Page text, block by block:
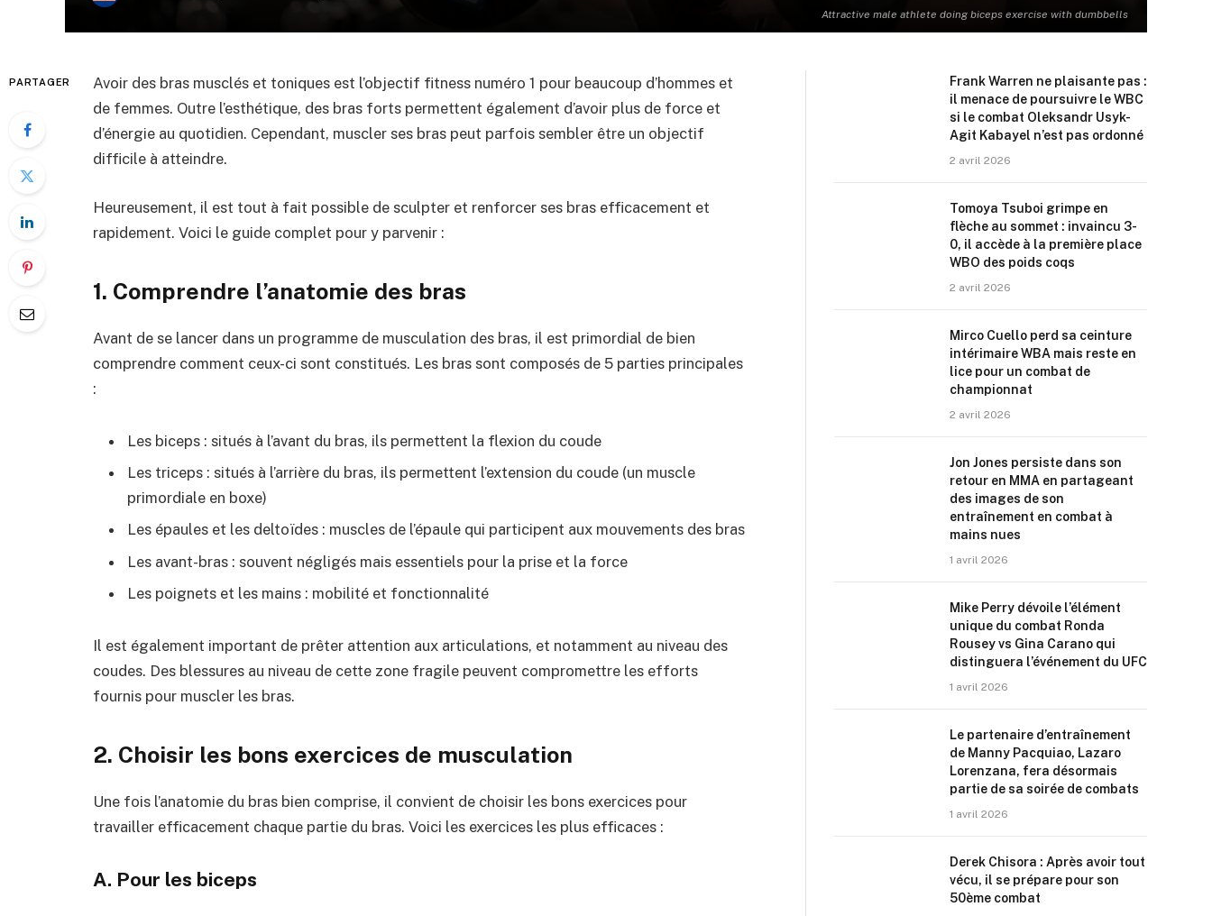
Attractive male athlete doing biceps exercise with dumbbells
PARTAGER
Avoir des bras musclés et toniques est l’objectif fitness numéro 1 pour beaucoup d’hommes et
de femmes. Outre l’esthétique, des bras forts permettent également d’avoir plus de force et
d’énergie au quotidien. Cependant, muscler ses bras peut parfois sembler être un objectif
difficile à atteindre.
Heureusement, il est tout à fait possible de sculpter et renforcer ses bras efficacement et
rapidement. Voici le guide complet pour y parvenir :
1. Comprendre l’anatomie des bras
Avant de se lancer dans un programme de musculation des bras, il est primordial de bien
comprendre comment ceux-ci sont constitués. Les bras sont composés de 5 parties principales
:
Les biceps : situés à l’avant du bras, ils permettent la flexion du coude
Les triceps : situés à l’arrière du bras, ils permettent l’extension du coude (un muscle
primordiale en boxe)
Les épaules et les deltoïdes : muscles de l’épaule qui participent aux mouvements des bras
Les avant-bras : souvent négligés mais essentiels pour la prise et la force
Les poignets et les mains : mobilité et fonctionnalité
Il est également important de prêter attention aux articulations, et notamment au niveau des
coudes. Des blessures au niveau de cette zone fragile peuvent compromettre les efforts
fournis pour muscler les bras.
2. Choisir les bons exercices de musculation
Une fois l’anatomie du bras bien comprise, il convient de choisir les bons exercices pour
travailler efficacement chaque partie du bras. Voici les exercices les plus efficaces :
A. Pour les biceps
Frank Warren ne plaisante pas :
il menace de poursuivre le WBC
si le combat Oleksandr Usyk-
Agit Kabayel n’est pas ordonné
2 avril 2026
Tomoya Tsuboi grimpe en
flèche au sommet : invaincu 3-
0, il accède à la première place
WBO des poids coqs
2 avril 2026
Mirco Cuello perd sa ceinture
intérimaire WBA mais reste en
lice pour un combat de
championnat
2 avril 2026
Jon Jones persiste dans son
retour en MMA en partageant
des images de son
entraînement en combat à
mains nues
1 avril 2026
Mike Perry dévoile l’élément
unique du combat Ronda
Rousey vs Gina Carano qui
distinguera l’événement du UFC
1 avril 2026
Le partenaire d’entraînement
de Manny Pacquiao, Lazaro
Lorenzana, fera désormais
partie de sa soirée de combats
1 avril 2026
Derek Chisora : Après avoir tout
vécu, il se prépare pour son
50ème combat